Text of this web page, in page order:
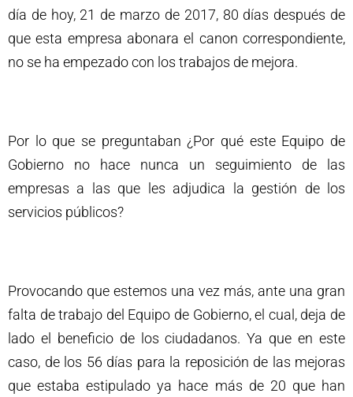
día de hoy, 21 de marzo de 2017, 80 días después de
que esta empresa abonara el canon correspondiente,
no se ha empezado con los trabajos de mejora.
Por lo que se preguntaban ¿Por qué este Equipo de
Gobierno no hace nunca un seguimiento de las
empresas a las que les adjudica la gestión de los
servicios públicos?
Provocando que estemos una vez más, ante una gran
falta de trabajo del Equipo de Gobierno, el cual, deja de
lado el beneficio de los ciudadanos. Ya que en este
caso, de los 56 días para la reposición de las mejoras
que estaba estipulado ya hace más de 20 que han